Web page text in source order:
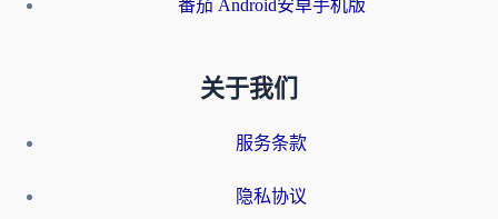
番茄 Android安卓手机版
关于我们
服务条款
隐私协议